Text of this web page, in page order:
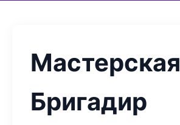
Мастерская
Бригадир